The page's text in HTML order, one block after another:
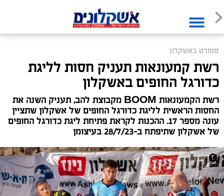
ספורט באשקלון
רשת קמעונאות תעניק חסות לליגת
כדורגל החופים באשקלון
רשת הקמעונאות BOOM מקבוצת להב, תעניק השנה את
החסות הראשית לליגת כדורגל החופים של אשקלון שתציין
עונה מספר 17. ההכנות לקראת פתיחת ליגת כדורגל החופים
של אשקלון שתיפתח ב-28/7/23 בעיצומן